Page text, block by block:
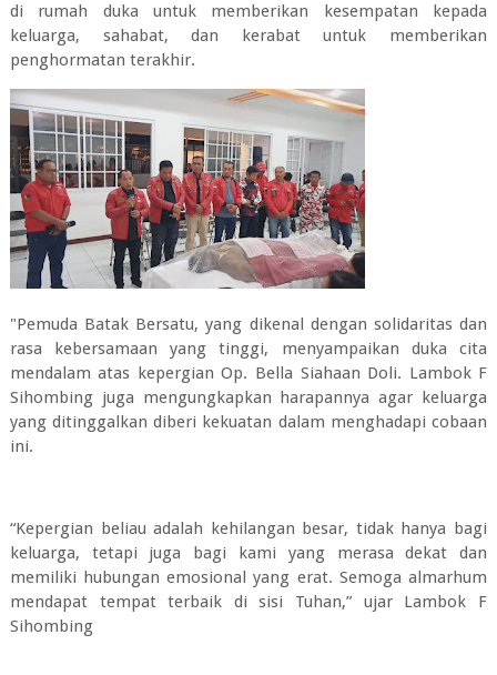
di rumah duka untuk memberikan kesempatan kepada
keluarga, sahabat, dan kerabat untuk memberikan
penghormatan terakhir.
"Pemuda Batak Bersatu, yang dikenal dengan solidaritas dan
rasa kebersamaan yang tinggi, menyampaikan duka cita
mendalam atas kepergian Op. Bella Siahaan Doli. Lambok F
Sihombing juga mengungkapkan harapannya agar keluarga
yang ditinggalkan diberi kekuatan dalam menghadapi cobaan
ini.
“Kepergian beliau adalah kehilangan besar, tidak hanya bagi
keluarga, tetapi juga bagi kami yang merasa dekat dan
memiliki hubungan emosional yang erat. Semoga almarhum
mendapat tempat terbaik di sisi Tuhan,” ujar Lambok F
Sihombing